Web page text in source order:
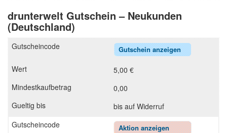
drunterwelt Gutschein – Neukunden
(Deutschland)
Gutschein anzeigen
5,00 €
0,00
bis auf Widerruf
Aktion anzeigen